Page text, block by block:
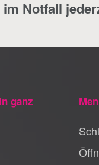
Notfall
ganz